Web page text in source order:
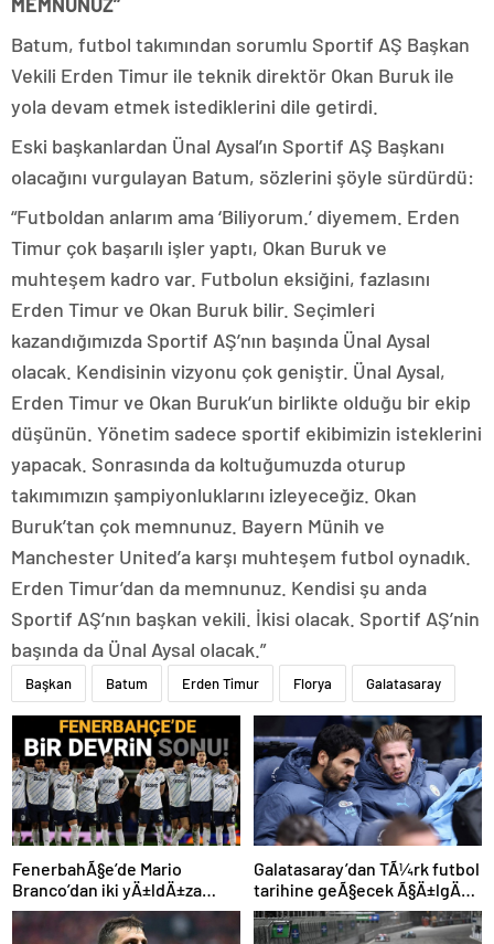
MEMNUNUZ”
Batum, futbol takımından sorumlu Sportif AŞ Başkan
Vekili Erden Timur ile teknik direktör Okan Buruk ile
yola devam etmek istediklerini dile getirdi.
Eski başkanlardan Ünal Aysal’ın Sportif AŞ Başkanı
olacağını vurgulayan Batum, sözlerini şöyle sürdürdü:
“Futboldan anlarım ama ‘Biliyorum.’ diyemem. Erden
Timur çok başarılı işler yaptı, Okan Buruk ve
muhteşem kadro var. Futbolun eksiğini, fazlasını
Erden Timur ve Okan Buruk bilir. Seçimleri
kazandığımızda Sportif AŞ’nın başında Ünal Aysal
olacak. Kendisinin vizyonu çok geniştir. Ünal Aysal,
Erden Timur ve Okan Buruk’un birlikte olduğu bir ekip
düşünün. Yönetim sadece sportif ekibimizin isteklerini
yapacak. Sonrasında da koltuğumuzda oturup
takımımızın şampiyonluklarını izleyeceğiz. Okan
Buruk’tan çok memnunuz. Bayern Münih ve
Manchester United’a karşı muhteşem futbol oynadık.
Erden Timur’dan da memnunuz. Kendisi şu anda
Sportif AŞ’nın başkan vekili. İkisi olacak. Sportif AŞ’nin
başında da Ünal Aysal olacak.”
Başkan Batum Erden Timur Florya Galatasaray
FenerbahÃ§e’de Mario
Branco’dan iki yÄ±ldÄ±za
veda mesajÄ±: “Gelecek
sezon yoksunuz”
Galatasaray’dan TÃ¼rk futbol
tarihine geÃ§ecek Ã§Ä±lgÄ±n
plan: Manchester City’den
Ã§ifte imza